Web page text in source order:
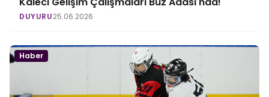
DUYURU25.06.2026
Haber